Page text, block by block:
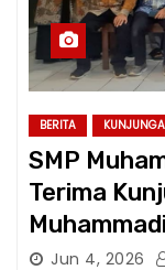
BERITA
SMP
Terima
Jun 4, 2026